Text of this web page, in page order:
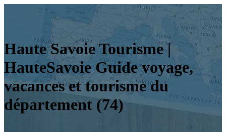
Haute Savoie Tourisme |
HauteSavoie Guide voyage,
vacances et tourisme du
département (74)